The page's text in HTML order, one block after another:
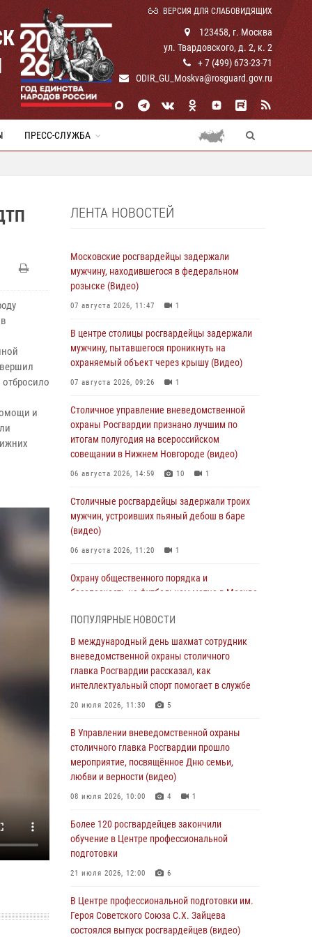
ВЕРСИЯ ДЛЯ СЛАБОВИДЯЩИХ
123458, г. Москва
ул. Твардовского, д. 2, к. 2
+ 7 (499) 673-23-71
ODIR_GU_Moskva@rosguard.gov.ru
ПРЕСС-СЛУЖБА
и
ЛЕНТА НОВОСТЕЙ
Московские росгвардейцы задержали
мужчину, находившегося в федеральном
розыске (Видео)
07 августа 2026, 11:47 1
В центре столицы росгвардейцы задержали
мужчину, пытавшегося проникнуть на
охраняемый объект через крышу (Видео)
07 августа 2026, 09:26 1
Столичное управление вневедомственной
охраны Росгвардии признано лучшим по
итогам полугодия на всероссийском
совещании в Нижнем Новгороде (видео)
06 августа 2026, 14:59 10 1
Столичные росгвардейцы задержали троих
мужчин, устроивших пьяный дебош в баре
(видео)
06 августа 2026, 11:20 1
Охрану общественного порядка и
безопасность на футбольном матче в Москве
Столичные росгвардейцы задержали
мужчину, устроившего дебош в букмекерской
конторе (Видео)
05 августа 2026, 12:39
Московские росгвардейцы обеспечили
безопасность проведения футбольного матча
Кубка России (Видео)
05 августа 2026, 12:35 1
ознакомилась с передовыми методами
работы Росгвардии в Москве (видео)
04 августа 2026, 18:16
чемпионат по самбо и боевому самбо.
(видео)
04 августа 2026, 14:00 7 1
ПОПУЛЯРНЫЕ НОВОСТИ
В международный день шахмат сотрудник
вневедомственной охраны столичного
главка Росгвардии рассказал, как
интеллектуальный спорт помогает в службе
20 июля 2026, 11:30 5
В Управлении вневедомственной охраны
столичного главка Росгвардии прошло
мероприятие, посвящённое Дню семьи,
любви и верности (видео)
08 июля 2026, 10:00 4 1
Более 120 росгвардейцев закончили
обучение в Центре профессиональной
подготовки
21 июля 2026, 12:00 6
В Центре профессиональной подготовки им.
Героя Советского Союза С.Х. Зайцева
состоялся выпуск росгвардейцев (видео)